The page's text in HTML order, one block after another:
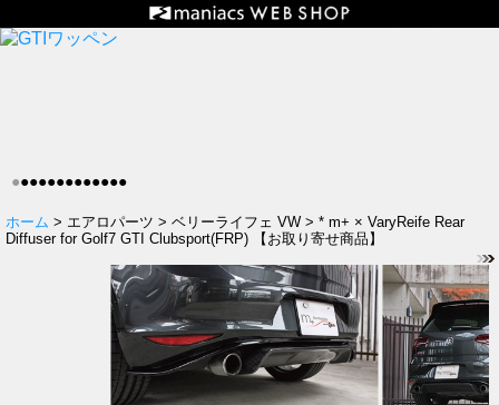
●●●●●●●●●●●●●
ホーム > エアロパーツ > ベリーライフェ VW > * m+ × VaryReife Rear
Diffuser for Golf7 GTI Clubsport(FRP) 【お取り寄せ商品】